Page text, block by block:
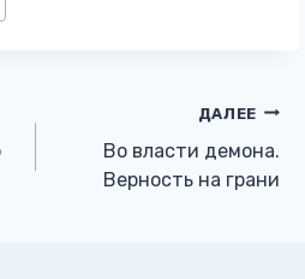
ДАЛЕЕ
Во власти демона.
Верность на грани